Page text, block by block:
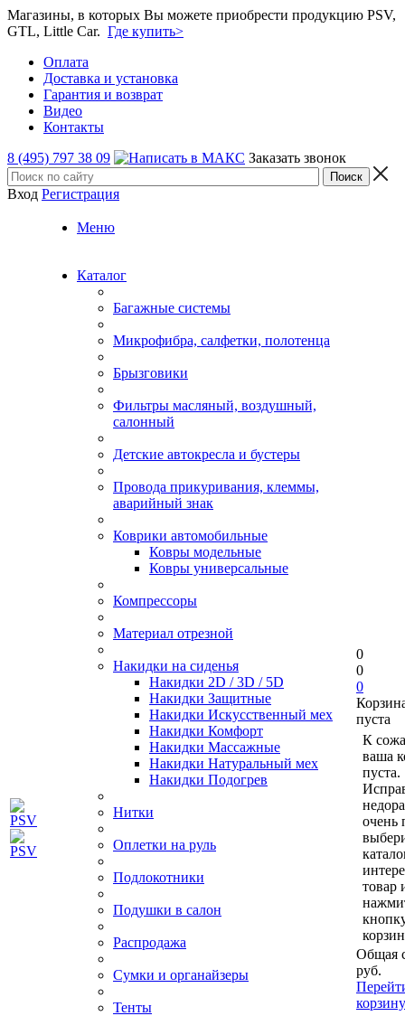
Магазины, в которых Вы можете приобрести продукцию PSV,
GTL, Little Car. Где купить>
Оплата
Доставка и установка
Гарантия и возврат
Видео
Контакты
8 (495) 797 38 09
Заказать звонок
Вход Регистрация
Меню
Каталог
Багажные системы
Микрофибра, салфетки, полотенца
Брызговики
Фильтры масляный, воздушный,
салонный
Детские автокресла и бустеры
Провода прикуривания, клеммы,
аварийный знак
Коврики автомобильные
Ковры модельные
Ковры универсальные
Компрессоры
Материал отрезной
Накидки на сиденья
Накидки 2D / 3D / 5D
Накидки Защитные
Накидки Искусственный мех
Накидки Комфорт
Накидки Массажные
Накидки Натуральный мех
Накидки Подогрев
Нитки
Оплетки на руль
Подлокотники
Подушки в салон
Распродажа
Сумки и органайзеры
Тенты
0
0
0
пуста
К
ваша
пуста.
очень
товар
Общая
руб.
корзину